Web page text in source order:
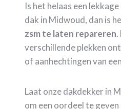
Is het helaas een
dak in Midwoud, dan is
zsm te laten repareren.
verschillende plekken
of aanhechtingen van
Laat onze dakdekker in
om een oordeel te